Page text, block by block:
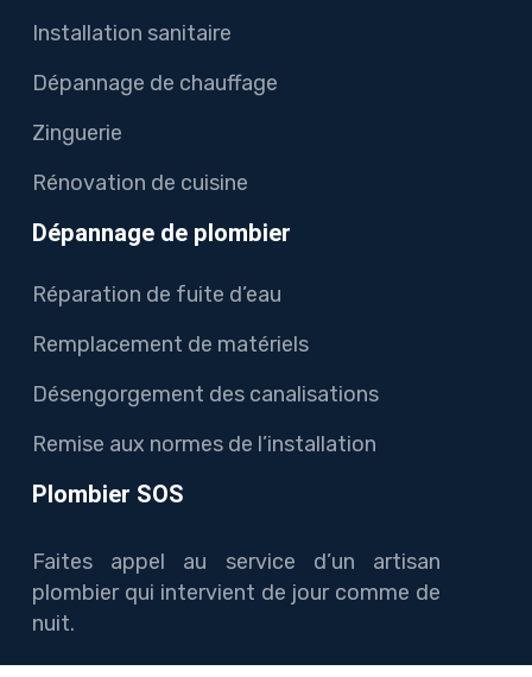
Installation sanitaire
Dépannage de chauffage
Zinguerie
Rénovation de cuisine
Dépannage de plombier
Réparation de fuite d’eau
Remplacement de matériels
Désengorgement des canalisations
Remise aux normes de l’installation
Plombier SOS
Faites appel au service d’un artisan
plombier qui intervient de jour comme de
nuit.